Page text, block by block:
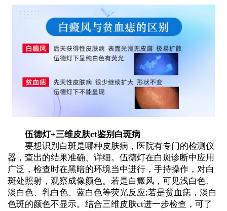
伍德灯+三维皮肤ct鉴别白斑病
要想识别白斑是哪种皮肤病，医院有专门的检测仪
器，查出的结果准确、详细。伍德灯在白斑诊断中应用
广泛，检查时在黑暗的环境当中进行，手持操作，对白
斑处照射，观察成像颜色。若是白癜风，可见浅白色、
淡白色、乳白色、蓝白色等荧光反应;若是贫血痣，淡白
色斑的颜色不显示。结合三维皮肤ct进一步检查，可了